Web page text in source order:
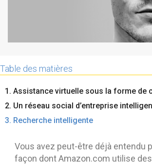
Centre de
Essayez eXo
Table des matières
1. Assistance virtuelle sous la forme de
2. Un réseau social d’entreprise
3. Recherche intelligente
Vous avez peut-être déjà entendu
façon dont Amazon.com utilise des